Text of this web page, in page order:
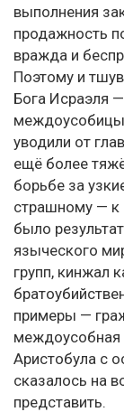
выполнения
продажность
вражда и
Поэтому и
Бога Исраэля
уводили от
ещё более
борьбе за
страшному — к
было
языческого
групп, кинжал
примеры —
междоусобная
Аристобула с
сказалось на
представить.